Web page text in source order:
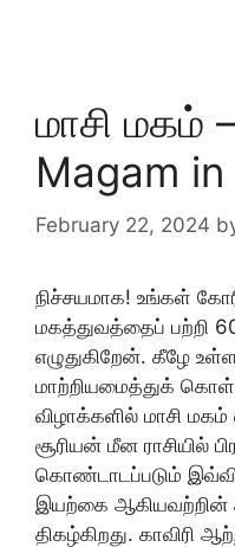
மாசி மகம்
Magam in
February 22, 2024
நிச்சயமாக! உங்கள்
மகத்துவத்தைப் பற்றி
எழுதுகிறேன். கீழே
மாற்றியமைத்துக்
விழாக்களில் மாசி மகம்
சூரியன் மீன ராசியில்
கொண்டாடப்படும்
இயற்கை ஆகியவற்றின்
திகழ்கிறது. காவிரி